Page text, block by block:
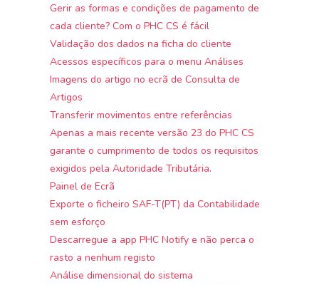
Gerir as formas e condições de pagamento de
cada cliente? Com o PHC CS é fácil
Validação dos dados na ficha do cliente
Acessos específicos para o menu Análises
Imagens do artigo no ecrã de Consulta de
Artigos
Transferir movimentos entre referências
Apenas a mais recente versão 23 do PHC CS
garante o cumprimento de todos os requisitos
exigidos pela Autoridade Tributária.
Painel de Ecrã
Exporte o ficheiro SAF-T(PT) da Contabilidade
sem esforço
Descarregue a app PHC Notify e não perca o
rasto a nenhum registo
Análise dimensional do sistema